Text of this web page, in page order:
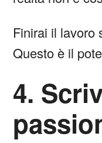
Finirai il lavoro
Questo è il
4.